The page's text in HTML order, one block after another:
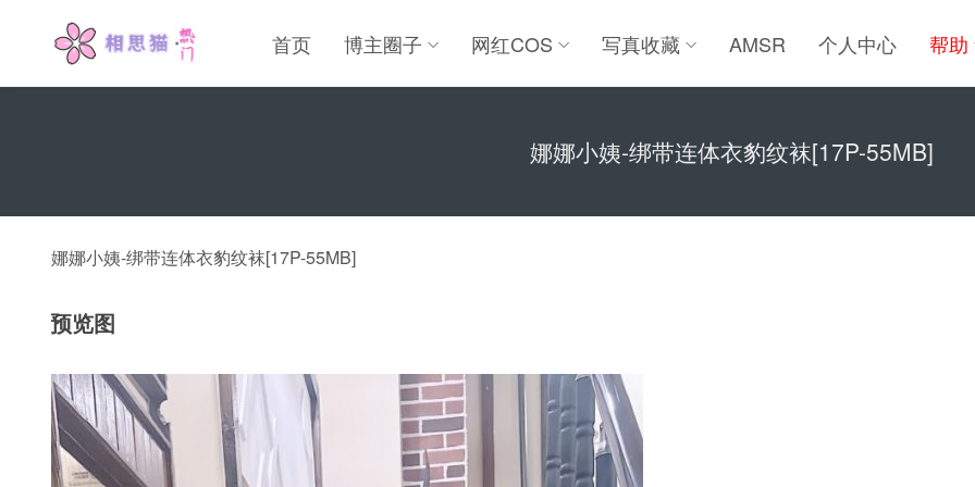
首页 博主圈子 网红COS 写真收藏 AMSR 个人中心 帮助
娜娜小姨-绑带连体衣豹纹袜[17P-55MB]
娜娜小姨-绑带连体衣豹纹袜[17P-55MB]
预览图